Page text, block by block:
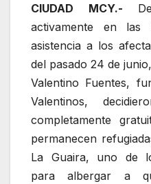
CIUDAD MCY.-
activamente en
asistencia a los
del pasado 24 de
Valentino Fuentes,
Valentinos,
completamente
permanecen
La Guaira, uno de
para albergar a